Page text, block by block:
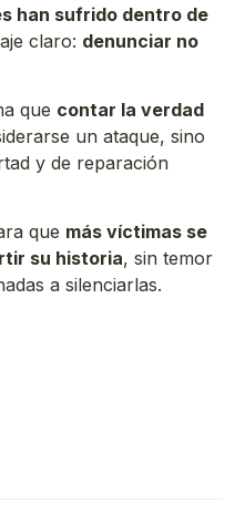
han sufrido dentro de
claro: denunciar no
que contar la verdad
un ataque, sino
y de reparación
que más víctimas se
su historia, sin temor
a silenciarlas.